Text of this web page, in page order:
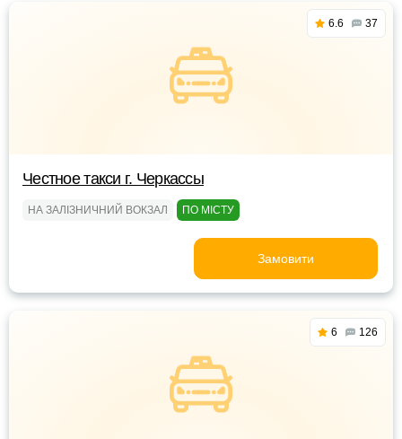
6.6 37
Честное такси г. Черкассы
НА ЗАЛІЗНИЧНИЙ ВОКЗАЛ ПО МІСТУ
Замовити
6 126